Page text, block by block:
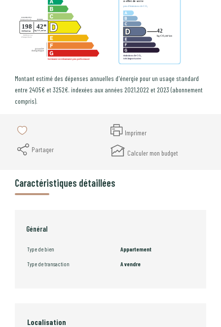
Montant estimé des dépenses annuelles d'énergie pour un usage standard
entre 2405€ et 3252€. indexées aux années 2021,2022 et 2023 (abonnement
compris).
Imprimer
Partager
Calculer mon budget
Caractéristiques détaillées
Général
Type de bien Appartement
Type de transaction A vendre
Localisation